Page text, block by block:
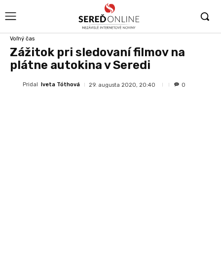
Voľný čas
Zážitok pri sledovaní filmov na
plátne autokina v Seredi
Pridal Iveta Tóthová 29. augusta 2020, 20:40 0